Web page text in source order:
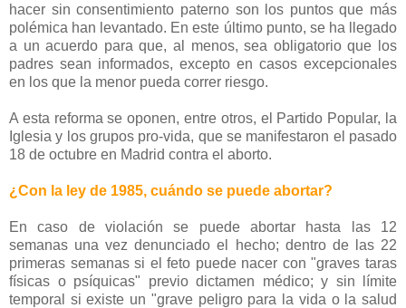
hacer sin consentimiento paterno son los puntos que más
polémica han levantado. En este último punto, se ha llegado
a un acuerdo para que, al menos, sea obligatorio que los
padres sean informados, excepto en casos excepcionales
en los que la menor pueda correr riesgo.
A esta reforma se oponen, entre otros, el Partido Popular, la
Iglesia y los grupos pro-vida, que se manifestaron el pasado
18 de octubre en Madrid contra el aborto.
¿Con la ley de 1985, cuándo se puede abortar?
En caso de violación se puede abortar hasta las 12
semanas una vez denunciado el hecho; dentro de las 22
primeras semanas si el feto puede nacer con "graves taras
físicas o psíquicas" previo dictamen médico; y sin límite
temporal si existe un "grave peligro para la vida o la salud